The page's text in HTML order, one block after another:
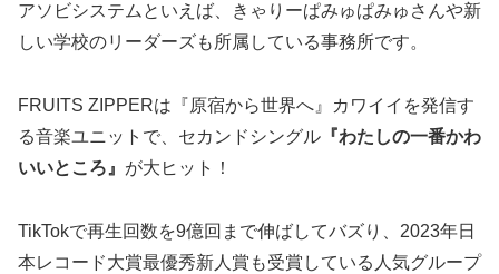
アソビシステムといえば、きゃりーぱみゅぱみゅさんや新
しい学校のリーダーズも所属している事務所です。
FRUITS ZIPPERは『原宿から世界へ』カワイイを発信す
る音楽ユニットで、セカンドシングル 『わたしの一番かわ
いいところ』 が大ヒット！
TikTokで再生回数を9億回まで伸ばしてバズり、2023年日
本レコード大賞最優秀新人賞も受賞している人気グループ